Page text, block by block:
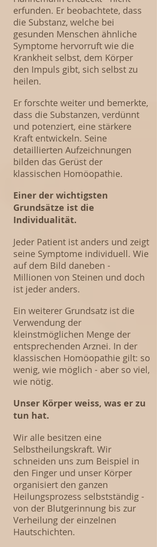
erfunden. Er beobachtete, dass
die Substanz, welche bei
gesunden Menschen ähnliche
Symptome hervorruft wie die
Krankheit selbst, dem Körper
den Impuls gibt, sich selbst zu
heilen.
Er forschte weiter und bemerkte,
dass die Substanzen, verdünnt
und potenziert, eine stärkere
Kraft entwickeln. Seine
detaillierten Aufzeichnungen
bilden das Gerüst der
klassischen Homöopathie.
Einer der wichtigsten
Grundsätze ist die
Individualität.
Jeder Patient ist anders und zeigt
seine Symptome individuell. Wie
auf dem Bild daneben -
Millionen von Steinen und doch
ist jeder anders.
Ein weiterer Grundsatz ist die
Verwendung der
kleinstmöglichen Menge der
entsprechenden Arznei. In der
klassischen Homöopathie gilt: so
wenig, wie möglich - aber so viel,
wie nötig.
Unser Körper weiss, was er zu
tun hat.
Wir alle besitzen eine
Selbstheilungskraft. Wir
schneiden uns zum Beispiel in
den Finger und unser Körper
organisiert den ganzen
Heilungsprozess selbstständig -
von der Blutgerinnung bis zur
Verheilung der einzelnen
Hautschichten.